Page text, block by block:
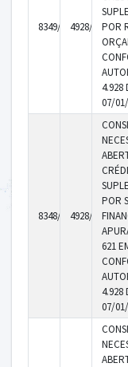
8349/20264928/2026POR
4.928
07/
8348/20264928/2026
POR
621
4.928
07/